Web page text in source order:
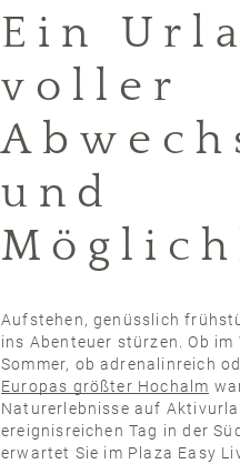
Ein
voller
und
Aufstehen, genüsslich
ins Abenteuer stürzen. Ob im
Sommer, ob adrenalinreich
Europas größter Hochalm
Naturerlebnisse auf
ereignisreichen Tag in der
erwartet Sie im Plaza Easy